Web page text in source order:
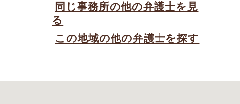
同じ事務所の他の弁護士を見
る
この地域の他の弁護士を探す